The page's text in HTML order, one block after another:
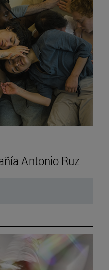
Antonio Ruz